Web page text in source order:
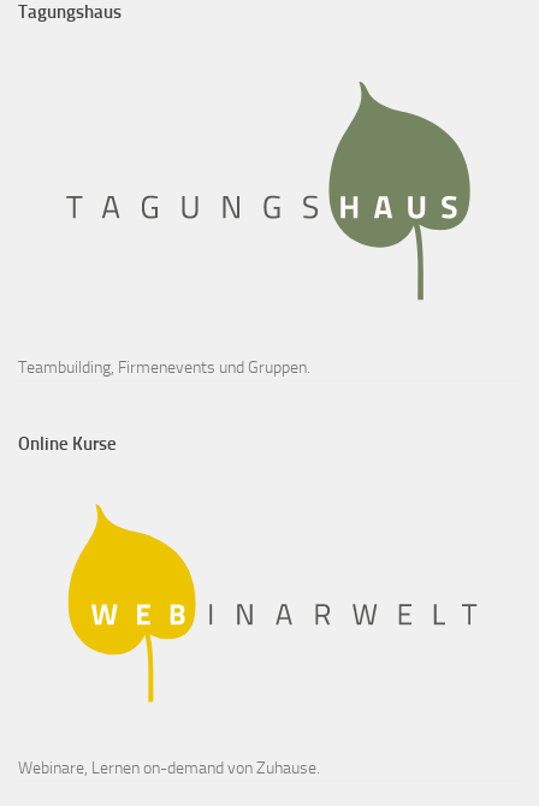
Tagungshaus
Teambuilding, Firmenevents und Gruppen.
Online Kurse
Webinare, Lernen on-demand von Zuhause.